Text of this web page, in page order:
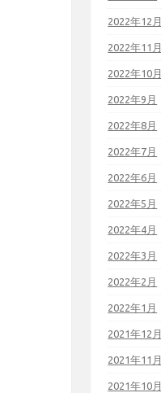
2022年12月
2022年11月
2022年10月
2022年9月
2022年8月
2022年7月
2022年6月
2022年5月
2022年4月
2022年3月
2022年2月
2022年1月
2021年12月
2021年11月
2021年10月